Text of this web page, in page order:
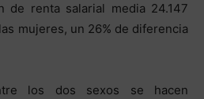
de renta salarial media 24.147
mujeres, un 26% de diferencia
los dos sexos se hacen